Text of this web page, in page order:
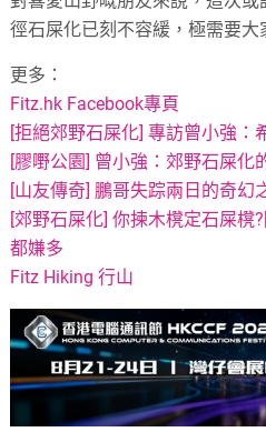
徑石屎化已刻不容緩，極需要大
更多：
Fitz.hk Facebook專頁
[拒絕郊野石屎化] 專訪曾小強：
[膠嘢公園] 曾小強：郊野石屎化
[山友傳奇] 鵬哥失踪兩日的奇幻
[郊野石屎化] 你揀木櫈定石屎櫈?
都嫌多
Fitz Hiking 行山